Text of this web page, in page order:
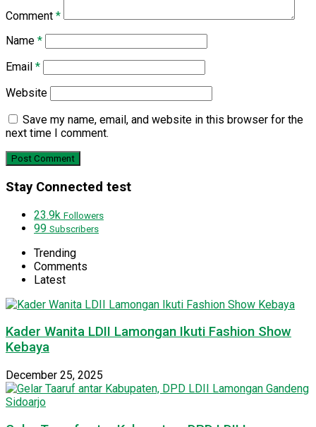
Comment *
Name *
Email *
Website
Save my name, email, and website in this browser for the
next time I comment.
Stay Connected test
23.9k Followers
99 Subscribers
Trending
Comments
Latest
Kader Wanita LDII Lamongan Ikuti Fashion Show
Kebaya
December 25, 2025